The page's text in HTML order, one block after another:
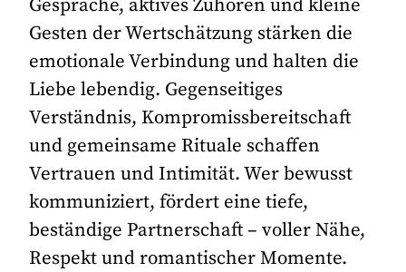
Gespräche, aktives Zuhören und kleine
Gesten der Wertschätzung stärken die
emotionale Verbindung und halten die
Liebe lebendig. Gegenseitiges
Verständnis, Kompromissbereitschaft
und gemeinsame Rituale schaffen
Vertrauen und Intimität. Wer bewusst
kommuniziert, fördert eine tiefe,
beständige Partnerschaft – voller Nähe,
Respekt und romantischer Momente.